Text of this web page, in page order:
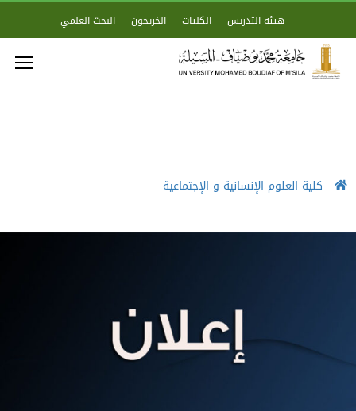
هيئة التدريس الكليات الخريجون البحث العلمي
كلية العلوم الإنسانية و الإجتماعية